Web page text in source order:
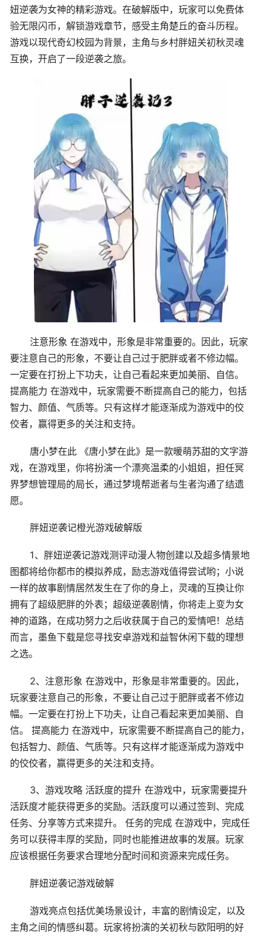
妞逆袭为女神的精彩游戏。在破解版中，玩家可以免费体
验无限闪币，解锁游戏章节，感受主角楚丘的奋斗历程。
游戏以现代奇幻校园为背景，主角与乡村胖妞关初秋灵魂
互换，开启了一段逆袭之旅。
注意形象 在游戏中，形象是非常重要的。因此，玩家
要注意自己的形象，不要让自己过于肥胖或者不修边幅。
一定要在打扮上下功夫，让自己看起来更加美丽、自信。
提高能力 在游戏中，玩家需要不断提高自己的能力，包括
智力、颜值、气质等。只有这样才能逐渐成为游戏中的佼
佼者，赢得更多的关注和支持。
唐小梦在此 《唐小梦在此》是一款暖萌苏甜的文字游
戏，在游戏里，你将扮演一个漂亮温柔的小姐姐，担任冥
界梦想管理局的局长，通过梦境帮逝者与生者沟通了结遗
愿。
胖妞逆袭记橙光游戏破解版
1、胖妞逆袭记游戏测评动漫人物创建以及超多情景地
图都将给你都市的模拟养成，励志游戏值得尝试哟；小说
一样的故事剧情居然发生在了你的身上，灵魂的互换让你
拥有了超级肥胖的外表；超级逆袭剧情，你将走上变为女
神的道路，在成功努力之后收获属于自己的爱情吧！总结
而言，墨鱼下载是您寻找安卓游戏和益智休闲下载的理想
之选。
2、注意形象 在游戏中，形象是非常重要的。因此，
玩家要注意自己的形象，不要让自己过于肥胖或者不修边
幅。一定要在打扮上下功夫，让自己看起来更加美丽、自
信。 提高能力 在游戏中，玩家需要不断提高自己的能力，
包括智力、颜值、气质等。只有这样才能逐渐成为游戏中
的佼佼者，赢得更多的关注和支持。
3、游戏攻略 活跃度的提升 在游戏中，玩家需要提升
活跃度才能获得更多的奖励。活跃度可以通过签到、完成
任务、分享等方式来提升。 任务的完成 在游戏中，完成任
务可以获得丰厚的奖励，同时也能推进故事的发展。玩家
应该根据任务要求合理地分配时间和资源来完成任务。
胖妞逆袭记游戏破解
游戏亮点包括优美场景设计，丰富的剧情设定，以及
主角之间的情感纠葛。玩家将扮演的关初秋与欧阳明的好